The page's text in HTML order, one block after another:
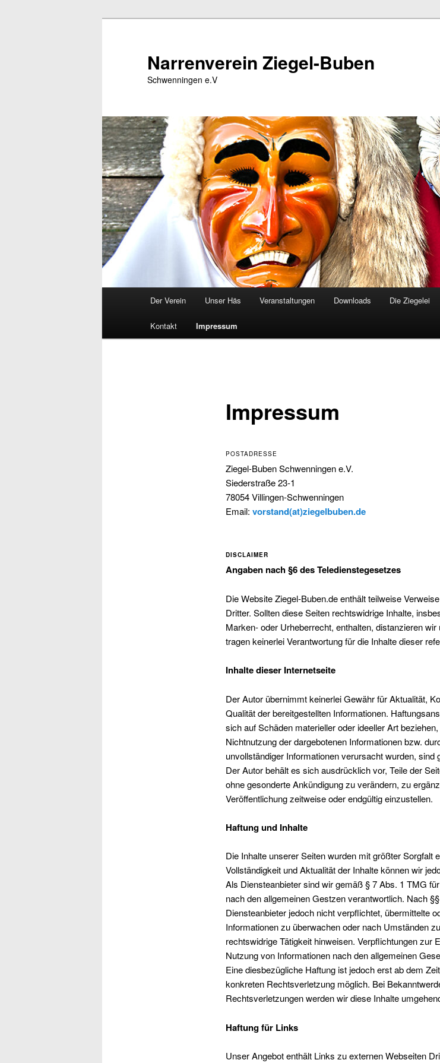
Narrenverein Ziegel-Buben
Schwenningen e.V
Der Verein Unser Häs Veranstaltungen Downloads Die Ziegelei
Kontakt Impressum
Impressum
POSTADRESSE
Ziegel-Buben Schwenningen e.V.
Siederstraße 23-1
78054 Villingen-Schwenningen
Email: vorstand(at)ziegelbuben.de
DISCLAIMER
Angaben nach §6 des Teledienstegesetzes
Die Website Ziegel-Buben.de enthält teilweise
Dritter. Sollten diese Seiten rechtswidrige Inhalte,
Marken- oder Urheberrecht, enthalten, distanzieren
tragen keinerlei Verantwortung für die Inhalte dieser
Inhalte dieser Internetseite
Der Autor übernimmt keinerlei Gewähr für Aktualität,
Qualität der bereitgestellten Informationen.
sich auf Schäden materieller oder ideeller Art
Nichtnutzung der dargebotenen Informationen bzw.
unvollständiger Informationen verursacht wurden,
Der Autor behält es sich ausdrücklich vor, Teile der
ohne gesonderte Ankündigung zu verändern, zu
Veröffentlichung zeitweise oder endgültig einzustellen.
Haftung und Inhalte
Die Inhalte unserer Seiten wurden mit größter Sorgfalt
Vollständigkeit und Aktualität der Inhalte können wir
Als Diensteanbieter sind wir gemäß § 7 Abs. 1 TMG
nach den allgemeinen Gestzen verantwortlich. Nach
Diensteanbieter jedoch nicht verpflichtet, übermittelte
Informationen zu überwachen oder nach Umständen
rechtswidrige Tätigkeit hinweisen. Verpflichtungen zur
Nutzung von Informationen nach den allgemeinen
Eine diesbezügliche Haftung ist jedoch erst ab dem
konkreten Rechtsverletzung möglich. Bei
Rechtsverletzungen werden wir diese Inhalte
Haftung für Links
Unser Angebot enthält Links zu externen Webseiten